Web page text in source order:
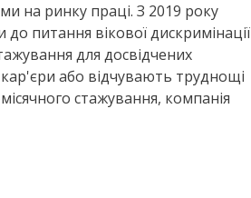
на ринку праці. З 2019 року
питання вікової дискримінації
для досвідчених
або відчувають труднощі
стажування, компанія